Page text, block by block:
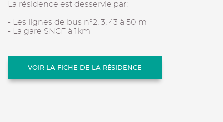
La résidence est desservie par:
- Les lignes de bus n°2, 3, 43 à 50 m
- La gare SNCF à 1km
VOIR LA FICHE DE LA RÉSIDENCE